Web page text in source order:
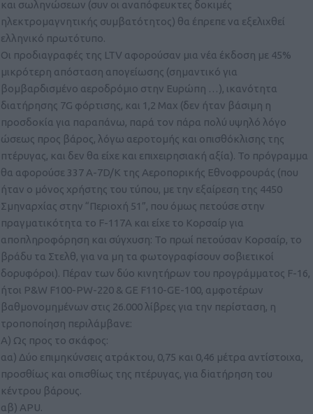
και σωληνώσεων (συν οι αναπόφευκτες δοκιμές
ηλεκτρομαγνητικής συμβατότητος) θα έπρεπε να εξελιχθεί
ελληνικό πρωτότυπο.
Οι προδιαγραφές της LTV αφορούσαν μια νέα έκδοση με 45%
μικρότερη απόσταση απογείωσης (σημαντικό για
βομβαρδισμένο αεροδρόμιο στην Ευρώπη …), ικανότητα
διατήρησης 7G φόρτισης, και 1,2 Μαχ (δεν ήταν βάσιμη η
προσδοκία για παραπάνω, παρά τον πάρα πολύ υψηλό λόγο
ώσεως προς βάρος, λόγω αεροτομής και οπισθόκλισης της
πτέρυγας, και δεν θα είχε και επιχειρησιακή αξία). Το πρόγραμμα
θα αφορούσε 337 A-7D/K της Αεροπορικής Εθνοφρουράς (που
ήταν ο μόνος χρήστης του τύπου, με την εξαίρεση της 4450
Σμηναρχίας στην “Περιοχή 51”, που όμως πετούσε στην
πραγματικότητα το F-117A και είχε το Κορσαίρ για
αποπληροφόρηση και σύγχυση: Το πρωί πετούσαν Κορσαίρ, το
βράδυ τα Στελθ, για να μη τα φωτογραφίσουν σοβιετικοί
δορυφόροι). Πέραν των δύο κινητήρων του προγράμματος F-16,
ήτοι P&W F100-PW-220 & GE F110-GE-100, αμφοτέρων
βαθμονομημένων στις 26.000 λίβρες για την περίσταση, η
τροποποίηση περιλάμβανε:
Α) Ως προς το σκάφος:
αα) Δύο επιμηκύνσεις ατράκτου, 0,75 και 0,46 μέτρα αντίστοιχα,
προσθίως και οπισθίως της πτέρυγας, για δiατήρηση του
κέντρου βάρους.
αβ) APU.